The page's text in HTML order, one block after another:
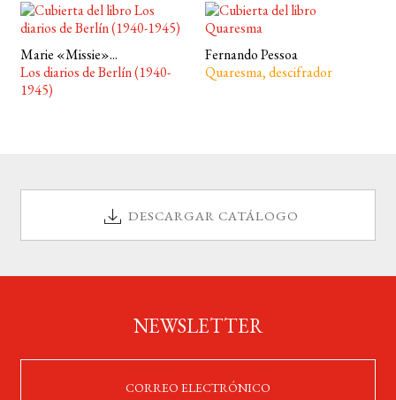
Marie «Missie»...
Los diarios de Berlín (1940-
1945)
Fernando Pessoa
Quaresma, descifrador
DESCARGAR CATÁLOGO
NEWSLETTER